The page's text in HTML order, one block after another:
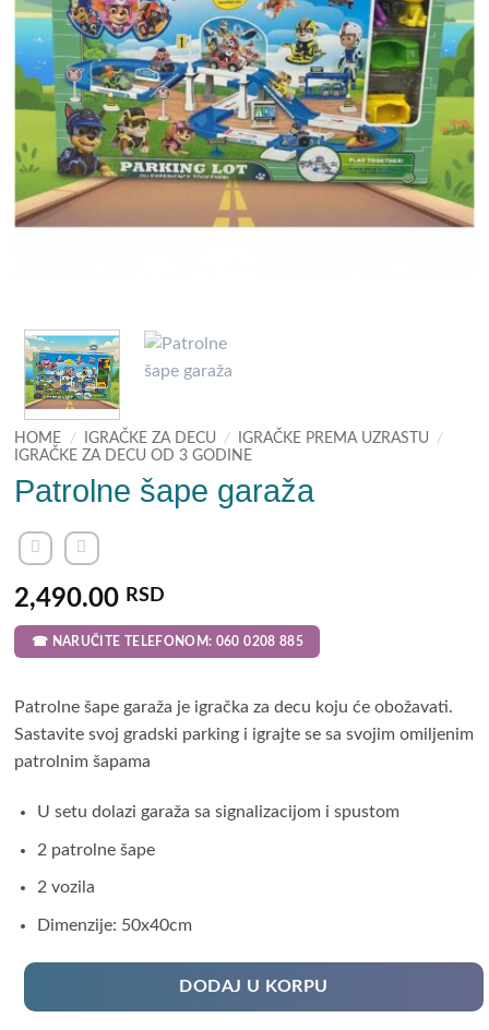
HOME / IGRAČKE ZA DECU / IGRAČKE PREMA UZRASTU
/
IGRAČKE ZA DECU OD 3 GODINE
Patrolne šape garaža
2,490.00 RSD
☎ NARUČITE TELEFONOM: 060 0208 885
Patrolne šape garaža je igračka za decu koju će obožavati.
Sastavite svoj gradski parking i igrajte se sa svojim omiljenim
patrolnim šapama
U setu dolazi garaža sa signalizacijom i spustom
2 patrolne šape
2 vozila
Dimenzije: 50x40cm
DODAJ U KORPU